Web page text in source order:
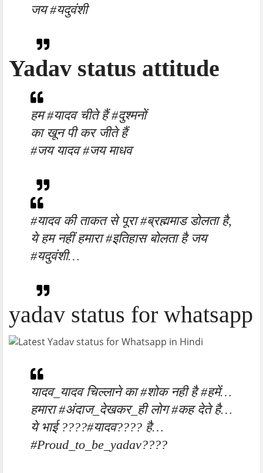
जय #यदुवंशी
Yadav status attitude
हम #यादव चीते हैं #दुश्मनों
का खून पी कर जीते हैं
#जय यादव #जय माधव
#यादव की ताकत से पूरा #ब्रह्ममाड डोलता है,
ये हम नहीं हमारा #इतिहास बोलता है जय
#यदुवंशी…
yadav status for whatsapp
यादव_यादव चिल्लाने का #शोक नही है #हमें…
हमारा #अंदाज_देखकर_ही लोग #कह देते है…
ये भाई ????#यादव???? है…
#Proud_to_be_yadav????